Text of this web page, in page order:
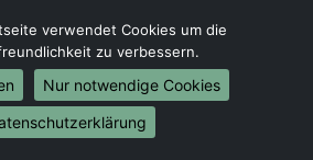
Bremen
Dresden
nach Hannover
nach Nürnberg
nach Duisburg
verwendet Cookies um die
zu verbessern.
Nur notwendige Cookies